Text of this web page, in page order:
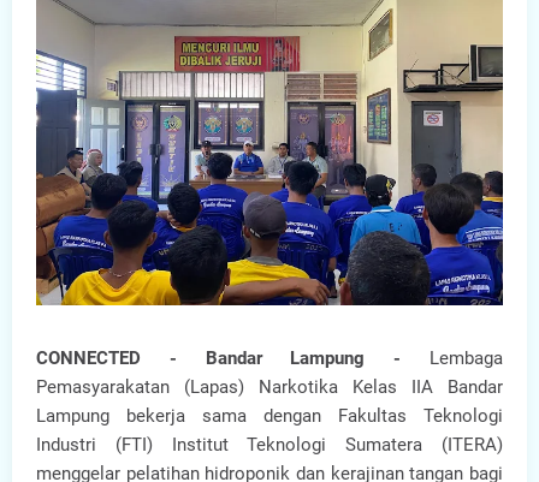
CONNECTED - Bandar Lampung - Lembaga
Pemasyarakatan (Lapas) Narkotika Kelas IIA Bandar
Lampung bekerja sama dengan Fakultas Teknologi
Industri (FTI) Institut Teknologi Sumatera (ITERA)
menggelar pelatihan hidroponik dan kerajinan tangan bagi